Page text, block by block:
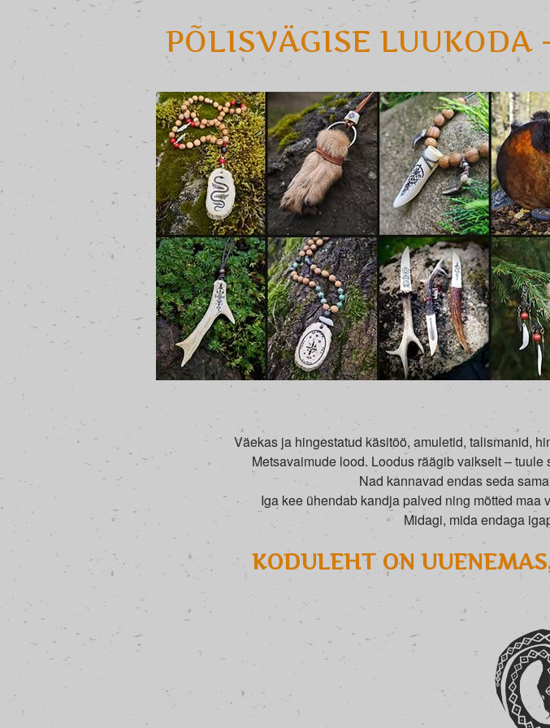
PÕLISVÄGISE
Väekas ja hingestatud käsitöö, amuletid, talismanid,
Metsavaimude lood. Loodus räägib vaikselt –
Nad kannavad endas seda
Iga kee ühendab kandja palved ning mõtted
Midagi, mida endaga
KODULEHT ON